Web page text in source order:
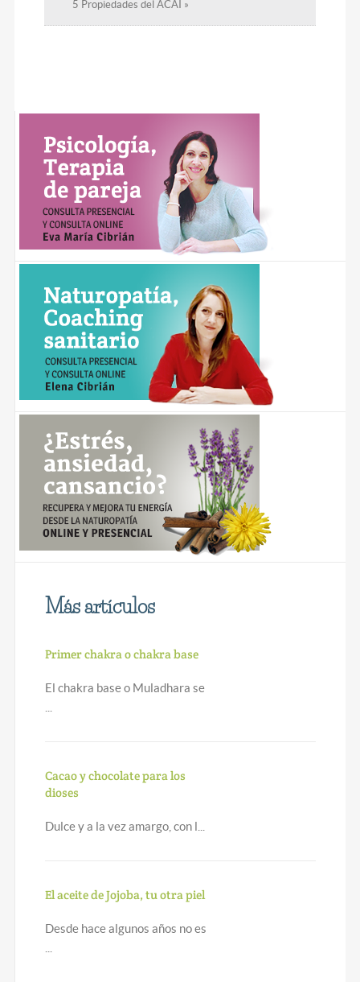
5 Propiedades del ACAI »
Más artículos
Primer chakra o chakra base
El chakra base o Muladhara se
...
Cacao y chocolate para los
dioses
Dulce y a la vez amargo, con l...
El aceite de Jojoba, tu otra piel
Desde hace algunos años no es
...